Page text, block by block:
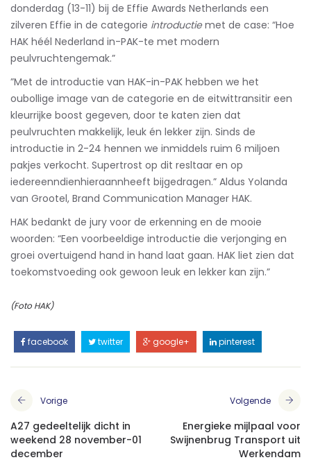
donderdag (13-11) bij de Effie Awards Netherlands een
zilveren Effie in de categorie introductiemet de case: “Hoe
HAK héél Nederland in-PAK-te met modern
peulvruchtengemak.”
”Met de introductie van HAK-in-PAK hebben we het
oubollige image van de categorie en de eitwittransitir een
kleurrijke boost gegeven, door te katen zien dat
peulvruchten makkelijk, leuk én lekker zijn. Sinds de
introductie in 2-24 hennen we inmiddels ruim 6 miljoen
pakjes verkocht. Supertrost op dit resltaar en op
iedereenndienhieraannheeft bijgedragen.” Aldus Yolanda
van Grootel, Brand Communication Manager HAK.
HAK bedankt de jury voor de erkenning en de mooie
woorden: “Een voorbeeldige introductie die verjonging en
groei overtuigend hand in hand laat gaan. HAK liet zien dat
toekomstvoeding ook gewoon leuk en lekker kan zijn.”
(Foto HAK)
facebook twitter google+ pinterest
Vorige
A27 gedeeltelijk dicht in
weekend 28 november-01
december
Volgende
Energieke mijlpaal voor
Swijnenbrug Transport uit
Werkendam